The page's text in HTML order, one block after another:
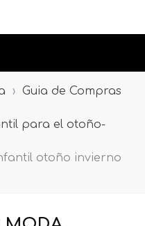
› Guia de Compras
para el otoño-
otoño invierno